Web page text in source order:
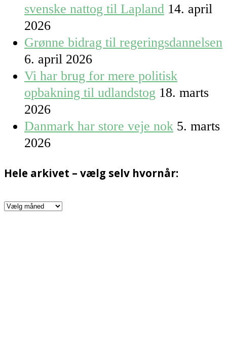
svenske nattog til Lapland 14. april
2026
Grønne bidrag til regeringsdannelsen
6. april 2026
Vi har brug for mere politisk
opbakning til udlandstog 18. marts
2026
Danmark har store veje nok 5. marts
2026
Hele arkivet – vælg selv hvornår:
Hele